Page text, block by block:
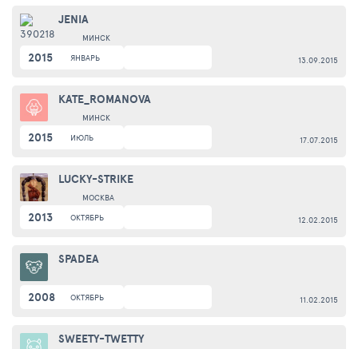
JENIA
МИНСК
2015 ЯНВАРЬ 13.09.2015
KATE_ROMANOVA
МИНСК
2015 ИЮЛЬ 17.07.2015
LUCKY-STRIKE
МОСКВА
2013 ОКТЯБРЬ 12.02.2015
SPADEA
2008 ОКТЯБРЬ 11.02.2015
SWEETY-TWETTY